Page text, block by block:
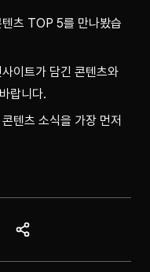
츠 TOP 5를 만나봤습
이트가 담긴 콘텐츠와
랍니다.
텐츠 소식을 가장 먼저